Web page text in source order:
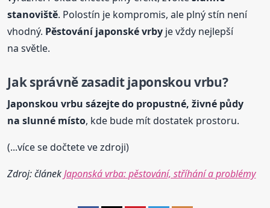
stanoviště. Polostín je kompromis, ale plný stín není
vhodný. Pěstování japonské vrby je vždy nejlepší
na světle.
Jak správně zasadit japonskouvrbu?
Japonskouvrbu sázejte do propustné, živné půdy
na slunné místo, kde bude mít dostatek prostoru.
(...více se dočtete ve zdroji)
Zdroj: článekJaponská vrba: pěstování, stříhání a problémy